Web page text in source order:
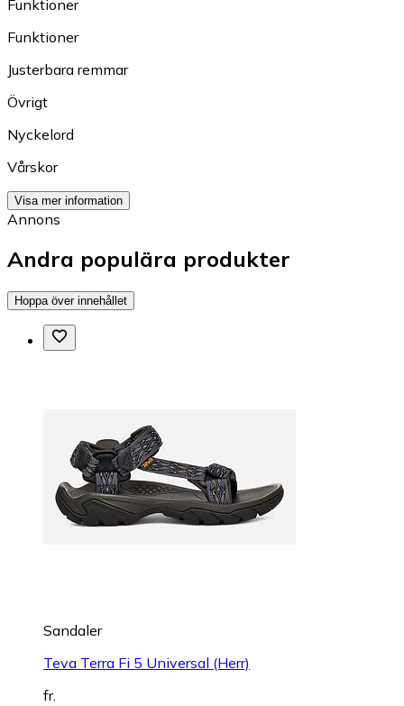
Funktioner
Funktioner
Justerbara remmar
Övrigt
Nyckelord
Vårskor
Visa mer information
Annons
Andra populära produkter
Hoppa över innehållet
Sandaler
Teva Terra Fi 5 Universal (Herr)
fr.